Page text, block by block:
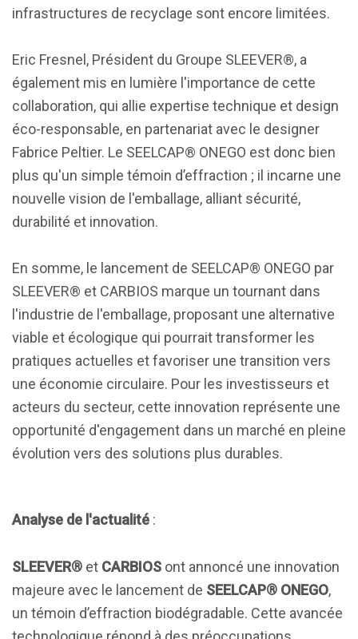
infrastructures de recyclage sont encore limitées.
Eric Fresnel, Président du Groupe SLEEVER®, a
également mis en lumière l'importance de cette
collaboration, qui allie expertise technique et design
éco-responsable, en partenariat avec le designer
Fabrice Peltier. Le SEELCAP® ONEGO est donc bien
plus qu'un simple témoin d’effraction ; il incarne une
nouvelle vision de l'emballage, alliant sécurité,
durabilité et innovation.
En somme, le lancement de SEELCAP® ONEGO par
SLEEVER® et CARBIOS marque un tournant dans
l'industrie de l'emballage, proposant une alternative
viable et écologique qui pourrait transformer les
pratiques actuelles et favoriser une transition vers
une économie circulaire. Pour les investisseurs et
acteurs du secteur, cette innovation représente une
opportunité d'engagement dans un marché en pleine
évolution vers des solutions plus durables.
Analyse de l'actualité :
SLEEVER® et CARBIOS ont annoncé une innovation
majeure avec le lancement de SEELCAP® ONEGO,
un témoin d’effraction biodégradable. Cette avancée